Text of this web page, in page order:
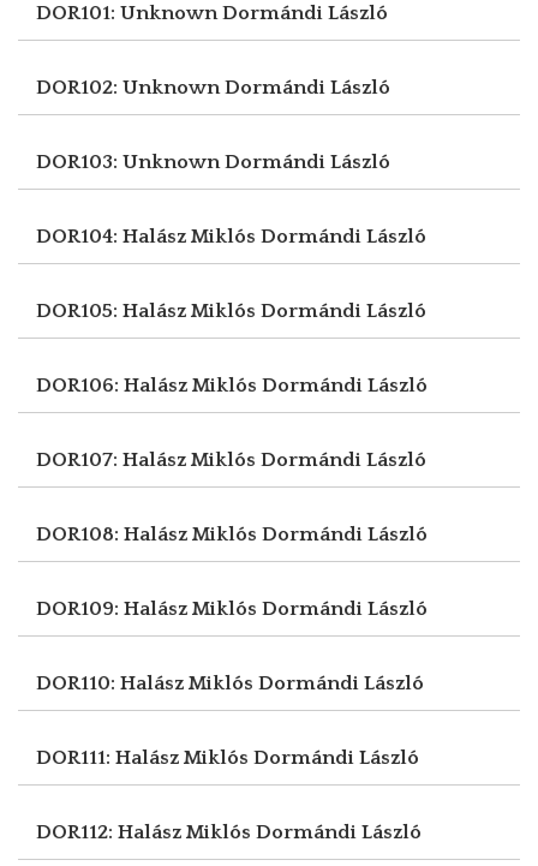
DOR101: UnknownDormándi László
DOR102: UnknownDormándi László
DOR103: UnknownDormándi László
DOR104: Halász Miklós Dormándi László
DOR105: Halász Miklós Dormándi László
DOR106: Halász Miklós Dormándi László
DOR107: Halász Miklós Dormándi László
DOR108: Halász Miklós Dormándi László
DOR109: Halász Miklós Dormándi László
DOR110: Halász Miklós Dormándi László
DOR111: Halász Miklós Dormándi László
DOR112: Halász Miklós Dormándi László